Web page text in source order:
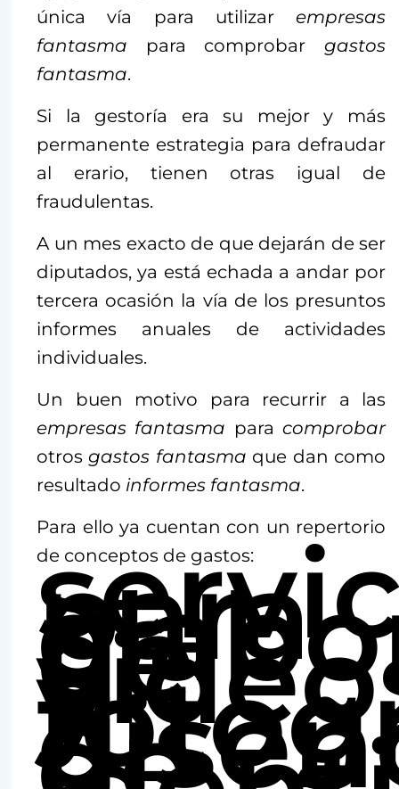
única vía para utilizar empresas
fantasma para comprobar gastos
fantasma.
Si la gestoría era su mejor y más
permanente estrategia para defraudar
al erario, tienen otras igual de
fraudulentas.
A un mes exacto de que dejarán de ser
diputados, ya está echada a andar por
tercera ocasión la vía de los presuntos
informes anuales de actividades
individuales.
Un buen motivo para recurrir a las
empresas fantasma paracomprobar
otros gastos fantasma que dan como
resultado informes fantasma.
Para ello ya cuentan con un repertorio
de conceptos de gastos:
para
de
y